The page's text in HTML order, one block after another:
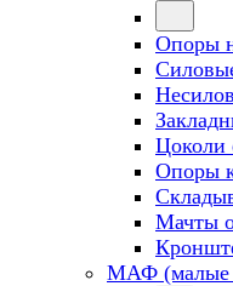
Опоры
Цоколи
Опоры
Мачты
МАФ (малые